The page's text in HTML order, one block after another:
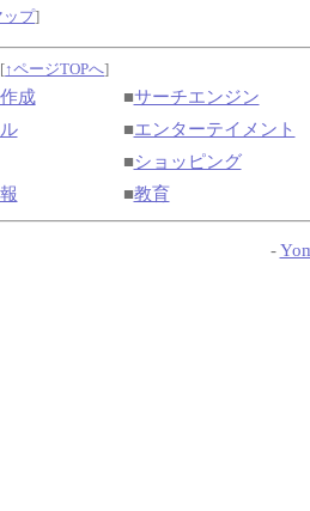
ップ]
[↑ページTOPへ]
成 ■サーチエンジン
■エンターテイメント
■ショッピング
■教育
-